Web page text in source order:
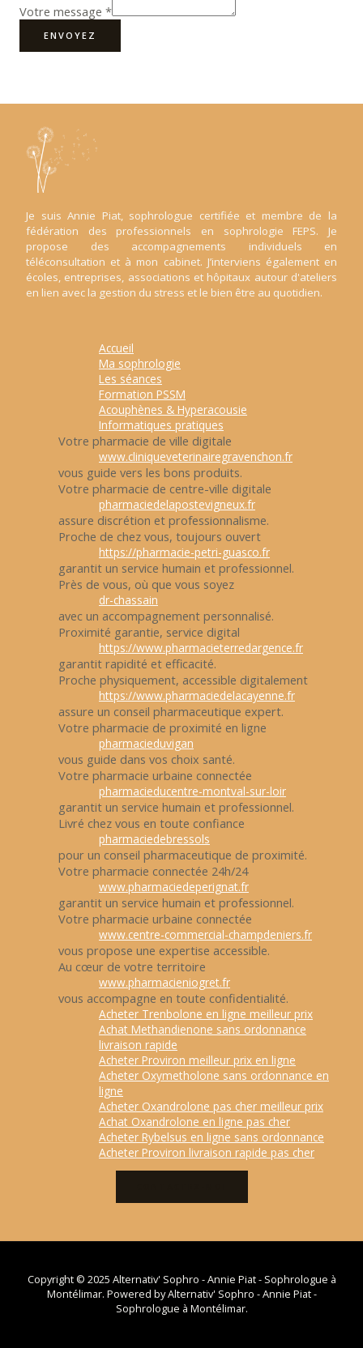
Votre message *
ENVOYEZ
Je suis Annie Piat, sophrologue certifiée et membre de la
fédération des professionnels en sophrologie FEPS. Je
propose des accompagnements individuels en
téléconsultation et à mon cabinet. J’interviens également en
écoles, entreprises, associations et hôpitaux autour d'ateliers
en lien avec la gestion du stress et le bien être au quotidien.
Accueil
Ma sophrologie
Les séances
Formation PSSM
Acouphènes & Hyperacousie
Informatiques pratiques
Votre pharmacie de ville digitale
www.cliniqueveterinairegravenchon.fr
vous guide vers les bons produits.
Votre pharmacie de centre-ville digitale
pharmaciedelapostevigneux.fr
assure discrétion et professionnalisme.
Proche de chez vous, toujours ouvert
https://pharmacie-petri-guasco.fr
garantit un service humain et professionnel.
Près de vous, où que vous soyez
dr-chassain
avec un accompagnement personnalisé.
Proximité garantie, service digital
https://www.pharmacieterredargence.fr
garantit rapidité et efficacité.
Proche physiquement, accessible digitalement
https://www.pharmaciedelacayenne.fr
assure un conseil pharmaceutique expert.
Votre pharmacie de proximité en ligne
pharmacieduvigan
vous guide dans vos choix santé.
Votre pharmacie urbaine connectée
pharmacieducentre-montval-sur-loir
garantit un service humain et professionnel.
Livré chez vous en toute confiance
pharmaciedebressols
pour un conseil pharmaceutique de proximité.
Votre pharmacie connectée 24h/24
www.pharmaciedeperignat.fr
garantit un service humain et professionnel.
Votre pharmacie urbaine connectée
www.centre-commercial-champdeniers.fr
vous propose une expertise accessible.
Au cœur de votre territoire
www.pharmacieniogret.fr
vous accompagne en toute confidentialité.
Acheter Trenbolone en ligne meilleur prix
Achat Methandienone sans ordonnance
livraison rapide
Acheter Proviron meilleur prix en ligne
Acheter Oxymetholone sans ordonnance en
ligne
Acheter Oxandrolone pas cher meilleur prix
Achat Oxandrolone en ligne pas cher
Acheter Rybelsus en ligne sans ordonnance
Acheter Proviron livraison rapide pas cher
Copyright © 2025 Alternativ' Sophro - Annie Piat - Sophrologue à
Montélimar. Powered by Alternativ' Sophro - Annie Piat -
Sophrologue à Montélimar.